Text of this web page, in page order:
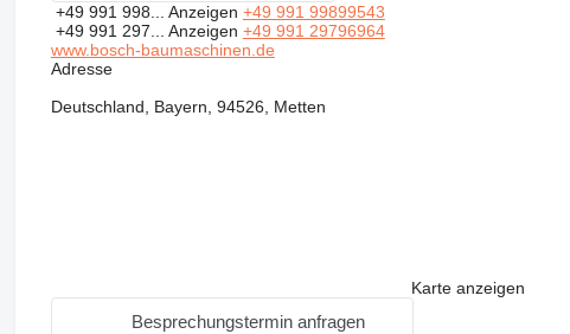
+49 991 998... Anzeigen +49 991 99899543
+49 991 297... Anzeigen +49 991 29796964
www.bosch-baumaschinen.de
Adresse
Deutschland, Bayern, 94526, Metten
Karte anzeigen
Besprechungstermin anfragen